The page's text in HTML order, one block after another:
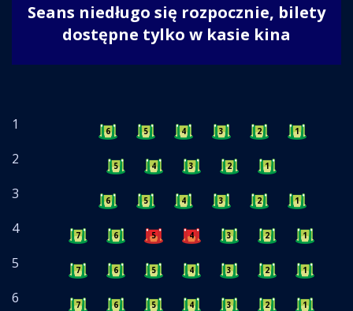
Seans niedługo się rozpocznie, bilety
dostępne tylko w kasie kina
1 6 5 4 3 2 1
2 5 4 3 2 1
3 6 5 4 3 2 1
4 7 6 5 4 3 2 1
5 7 6 5 4 3 2 1
6 7 6 5 4 3 2 1